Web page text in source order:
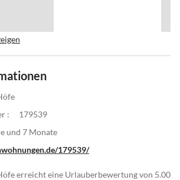
:
179539
und 7 Monate
179539/
erreicht eine Urlauberbewertung von 5.00